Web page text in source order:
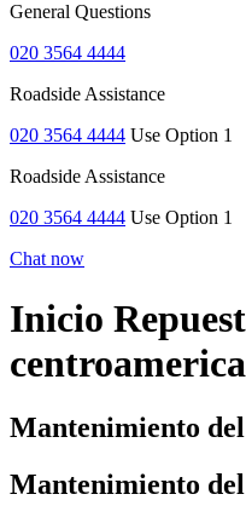
General Questions
020 3564 4444
Roadside Assistance
020 3564 4444 Use Option 1
Roadside Assistance
020 3564 4444 Use Option 1
Chat now
Inicio
Mantenimiento
Mantenimiento